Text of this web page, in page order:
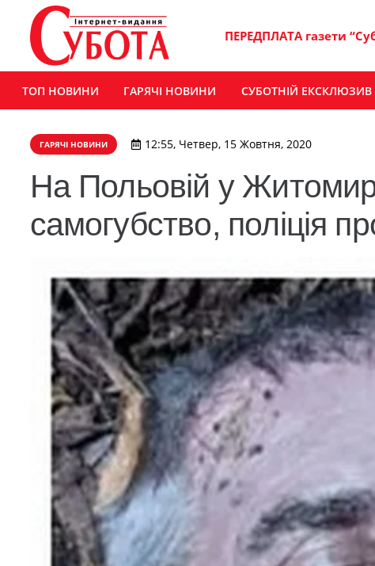
ПЕРЕДПЛАТА газети
ТОП НОВИНИ ГАРЯЧІ НОВИНИ СУБОТНІЙ ЕКСКЛЮЗИВ
ГАРЯЧІ НОВИНИ 12:55, Четвер, 15 Жовтня, 2020
​На Польовій у
самогубство, поліція